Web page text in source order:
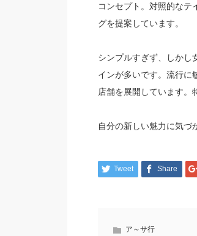
コンセプト。対照的なテ
グを提案しています。
シンプルすぎず、しかし
インが多いです。流行に
店舗を展開しています。
自分の新しい魅力に気づ
Tweet Share
ア～サ行